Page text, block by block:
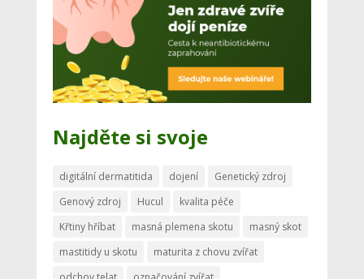
Najděte si svoje
digitální dermatitida dojení
Genetický zdroj
Genový zdroj
Hucul
kvalita péče
Křtiny hříbat
masná plemena skotu
masný skot
mastitidy u skotu
maturita z chovu zvířat